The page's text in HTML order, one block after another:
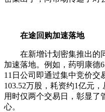
在途回购加速落地
在新增计划密集推出的
加速落地。例如， 药明康德
11日公司即通过集中竞价交
103.52万股，耗资约1亿元
用时仅两个交易日，彰显了
心。